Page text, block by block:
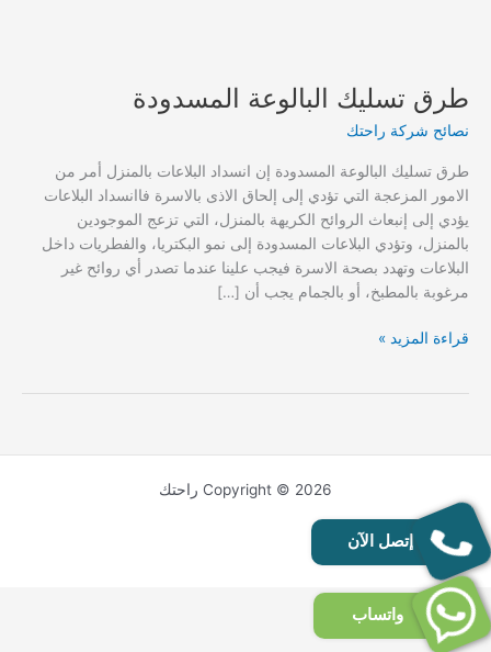
طرق تسليك البالوعة المسدودة
نصائح شركة راحتك
طرق تسليك البالوعة المسدودة إن انسداد البلاعات بالمنزل أمر من
الامور المزعجة التي تؤدي إلى إلحاق الاذى بالاسرة فاانسداد البلاعات
يؤدي إلى إنبعاث الروائح الكريهة بالمنزل، التي تزعج الموجودين
بالمنزل، وتؤدي البلاعات المسدودة إلى نمو البكتريا، والفطريات داخل
البلاعات وتهدد بصحة الاسرة فيجب علينا عندما تصدر أي روائح غير
مرغوبة بالمطبخ، أو بالجمام يجب أن […]
طرق
قراءة المزيد »
Copyright © 2026 راحتك
إتصل الآن
واتساب